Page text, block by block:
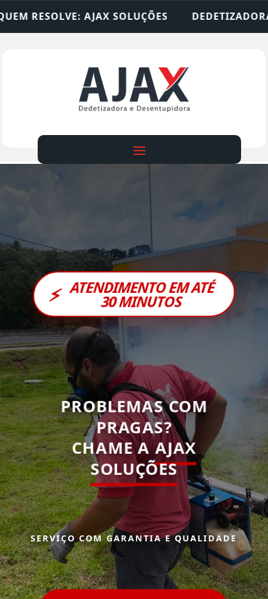
DEDETIZADORA • DESENTUPIDORA •
⚡ ATENDIMENTO EM ATÉ
30 MINUTOS
PROBLEMAS COM
PRAGAS?
CHAME AAJAX
SOLUÇÕES
SERVIÇO COM GARANTIA E QUALIDADE